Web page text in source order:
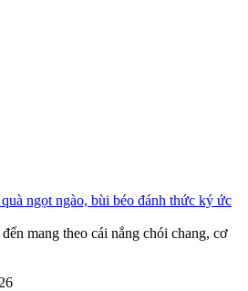
ngọt ngào, bùi béo đánh thức ký ức
mang theo cái nắng chói chang, cơ